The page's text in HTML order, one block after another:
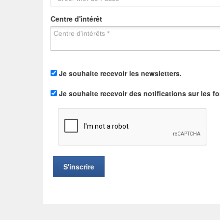
Centre d'intérêt
Je souhaite recevoir les newsletters.
Je souhaite recevoir des notifications sur les